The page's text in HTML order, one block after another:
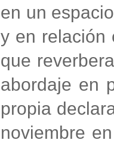
en un
y en relación
que
abordaje en
propia
noviembre